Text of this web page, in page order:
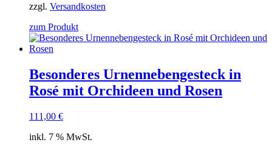
zzgl. Versandkosten
zum Produkt
Besonderes Urnennebengesteck in
Rosé mit Orchideen und Rosen
111,00 €
inkl. 7 % MwSt.